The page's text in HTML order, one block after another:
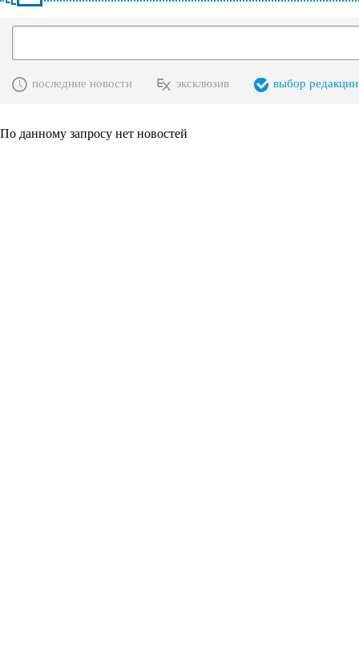
последние новости эксклюзив выбор редакции
По данному запросу нет новостей